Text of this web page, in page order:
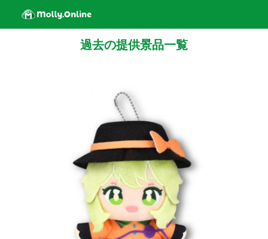
過去の提供景品一覧